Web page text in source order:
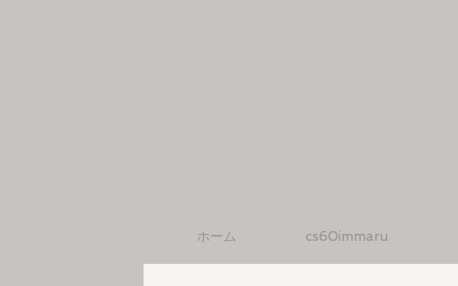
ホーム cs60immaru